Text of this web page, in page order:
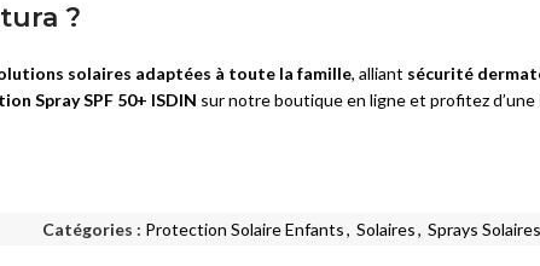
?
solaires adaptées à toute la famille, alliant sécurité
Spray SPF 50+ ISDIN sur notre boutique en ligne et profitez d’une
Catégories : Protection Solaire Enfants, Solaires, Sprays Solaires